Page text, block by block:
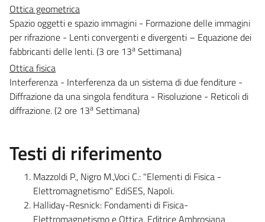
Ottica geometrica
Spazio oggetti e spazio immagini - Formazione delle immagini
per rifrazione - Lenti convergenti e divergenti – Equazione dei
fabbricanti delle lenti. (3 ore 13a Settimana)
Ottica fisica
Interferenza - Interferenza da un sistema di due fenditure -
Diffrazione da una singola fenditura - Risoluzione - Reticoli di
diffrazione. (2 ore 13a Settimana)
Testi di riferimento
Mazzoldi P., Nigro M.,Voci C.: "Elementi di Fisica -
Elettromagnetismo" EdiSES, Napoli.
Halliday-Resnick: Fondamenti di Fisica-
Elettromagnetismo e Ottica, Editrice Ambrosiana